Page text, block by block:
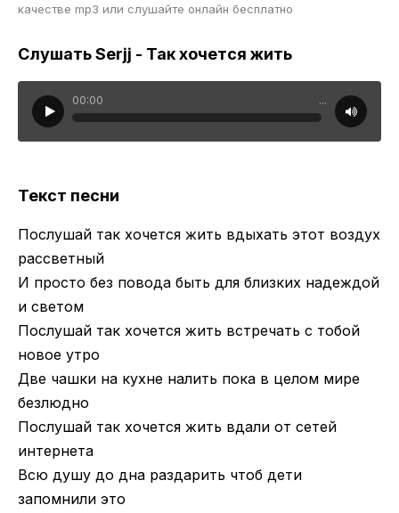
качестве mp3 или слушайте онлайн бесплатно
Слушать Serjj - Так хочется жить
00:00 ...
Текст песни
Послушай так хочется жить вдыхать этот воздух
рассветный
И просто без повода быть для близких надеждой
и светом
Послушай так хочется жить встречать с тобой
новое утро
Две чашки на кухне налить пока в целом мире
безлюдно
Послушай так хочется жить вдали от сетей
интернета
Всю душу до дна раздарить чтоб дети
запомнили это